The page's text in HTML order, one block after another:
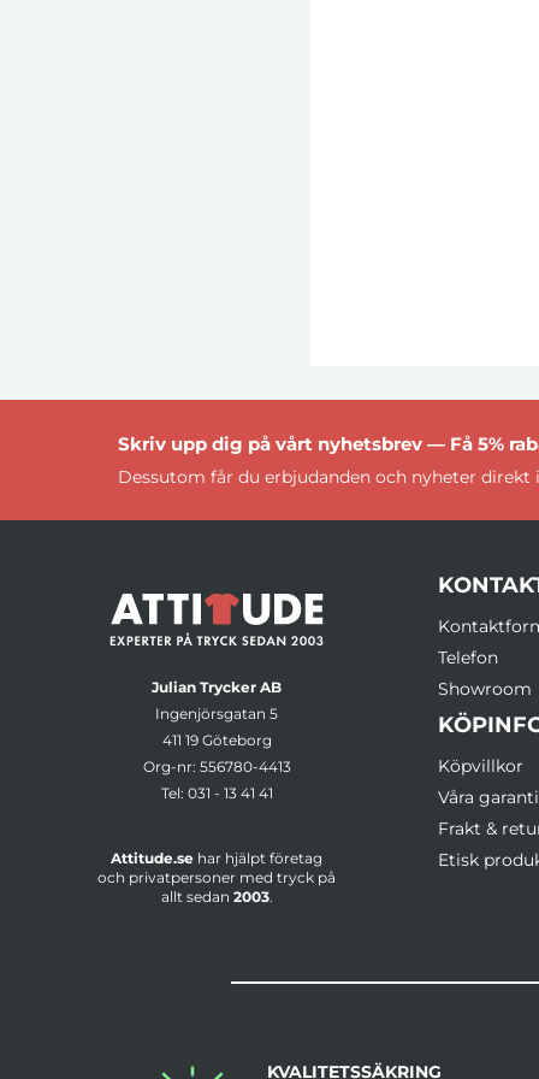
Skriv upp dig på vårt nyhetsbrev — Få 5%
Dessutom får du erbjudanden och nyheter direkt
Julian Trycker AB
Ingenjörsgatan 5
411 19 Göteborg
Org-nr: 556780-4413
Tel: 031 - 13 41 41
Attitude.se har hjälpt företag
och privatpersoner med tryck på
allt sedan 2003.
Telefon
Showroom
Köpvillkor
Våra
Frakt &
Etisk
KVALITETSSÄKRING